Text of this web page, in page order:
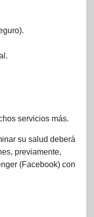
servicios más.
su salud deberá
previamente,
(Facebook) con